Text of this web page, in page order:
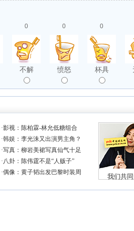
0
不解
0
愤怒
0
杯具